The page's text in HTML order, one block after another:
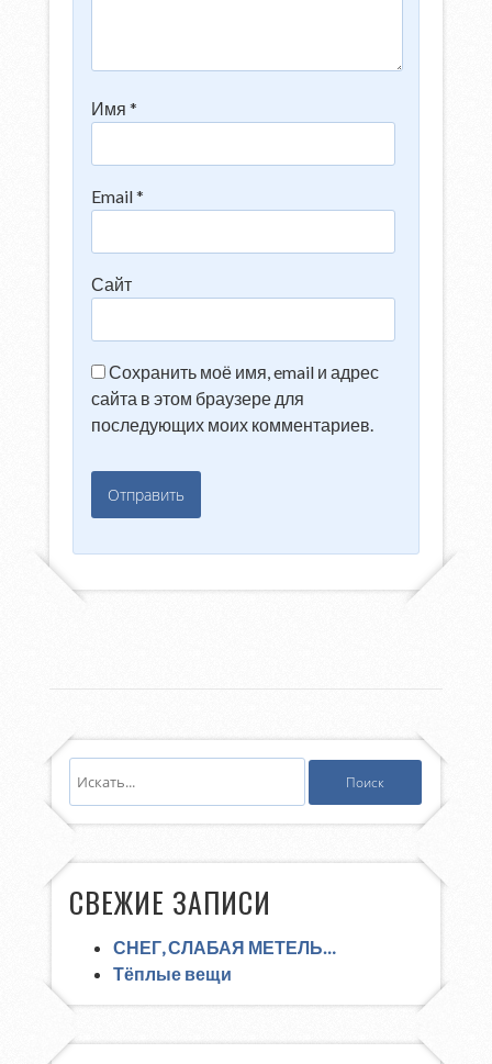
Имя*
Email*
Сайт
Сохранить моё имя, email и адрес
сайта в этом браузере для
последующих моих комментариев.
СВЕЖИЕ ЗАПИСИ
СНЕГ, СЛАБАЯ МЕТЕЛЬ…
Тёплые вещи